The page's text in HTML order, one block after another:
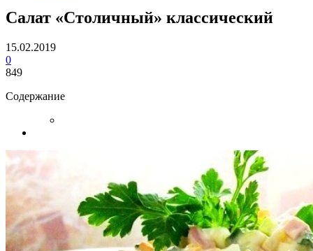
Салат «Столичный» классический
15.02.2019
0
849
Содержание